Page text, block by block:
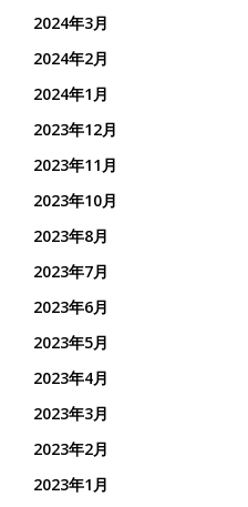
2024年3月
2024年2月
2024年1月
2023年12月
2023年11月
2023年10月
2023年8月
2023年7月
2023年6月
2023年5月
2023年4月
2023年3月
2023年2月
2023年1月